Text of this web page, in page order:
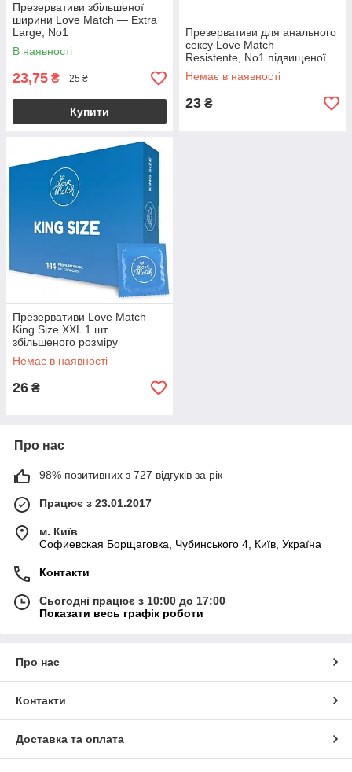
Презервативи збільшеної
ширини Love Match — Extra
Large, No1
В наявності
23,75 ₴ 25 ₴
Купити
Презервативи для анального
сексу Love Match —
Resistente, No1 підвищеної
надійності
Немає в наявності
23 ₴
Презервативи Love Match
King Size XXL 1 шт.
збільшеного розміру
Немає в наявності
26 ₴
Про нас
98% позитивних з 727 відгуків за рік
Працює з 23.01.2017
м. Київ
Софиевская Борщаговка, Чубинського 4, Київ, Україна
Контакти
Сьогодні працює з 10:00 до 17:00
Показати весь графік роботи
Про нас
Контакти
Доставка та оплата